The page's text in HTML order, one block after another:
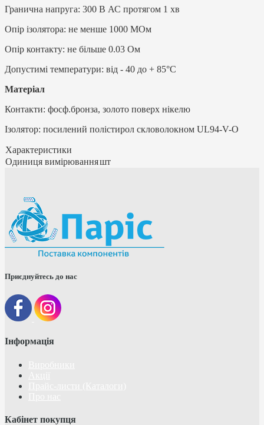
Гранична напруга: 300 В АС протягом 1 хв
Опір ізолятора: не менше 1000 МОм
Опір контакту: не більше 0.03 Ом
Допустимі температури: від - 40 до + 85°С
Матеріал
Контакти: фосф.бронза, золото поверх нікелю
Ізолятор: посилений полістирол скловолокном UL94-V-O
Характеристики
Одиниця вимірюванняшт
Приєднуйтесь до нас
Інформація
Кабінет покупця